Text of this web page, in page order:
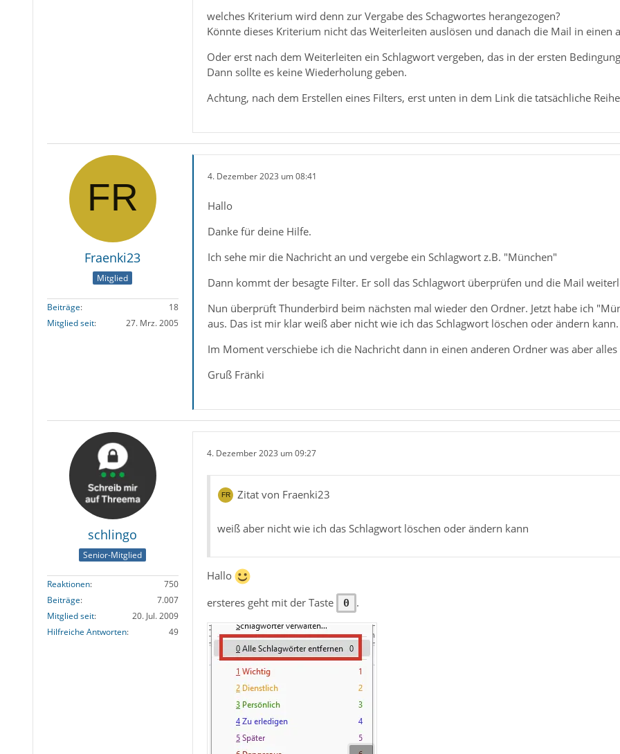
welches Kriterium wird denn zur Vergabe des Schagwortes herangezogen?
Könnte dieses Kriterium nicht das Weiterleiten auslösen und danach die Mail in einen
Oder erst nach dem Weiterleiten ein Schlagwort vergeben, das in der ersten
Dann sollte es keine Wiederholung geben.
Achtung, nach dem Erstellen eines Filters, erst unten in dem Link die tatsächliche
Fraenki23
Mitglied
Beiträge
18
Mitglied seit
27. Mrz. 2005
4. Dezember 2023 um 08:41
Hallo
Danke für deine Hilfe.
Ich sehe mir die Nachricht an und vergebe ein Schlagwort z.B. "München"
Dann kommt der besagte Filter. Er soll das Schlagwort überprüfen und die Mail
Nun überprüft Thunderbird beim nächsten mal wieder den Ordner. Jetzt habe ich
aus. Das ist mir klar weiß aber nicht wie ich das Schlagwort löschen oder ändern
Im Moment verschiebe ich die Nachricht dann in einen anderen Ordner was aber
Gruß Fränki
schlingo
Senior-Mitglied
Reaktionen
750
Beiträge
7.007
Mitglied seit
20. Jul. 2009
Hilfreiche Antworten
49
4. Dezember 2023 um 09:27
Zitat von Fraenki23
weiß aber nicht wie ich das Schlagwort löschen oder ändern kann
Hallo
ersteres geht mit der Taste
0 .